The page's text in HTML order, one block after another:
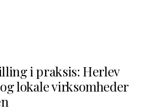
i praksis: Herlev
lokale virksomheder